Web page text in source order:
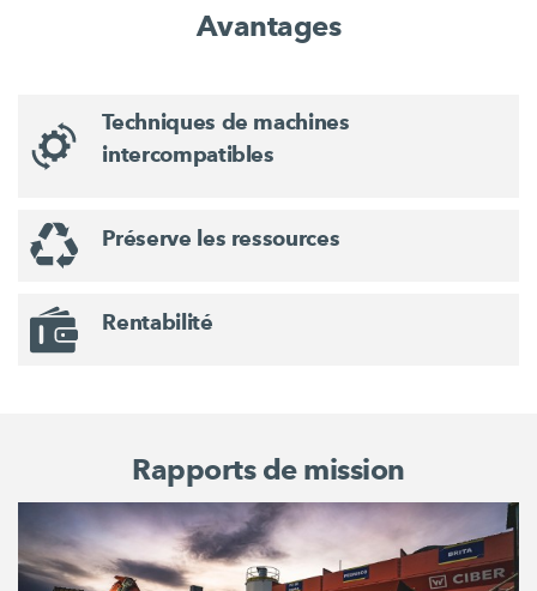
Avantages
Techniques de machines
intercompatibles
Préserve les ressources
Rentabilité
Rapports de mission